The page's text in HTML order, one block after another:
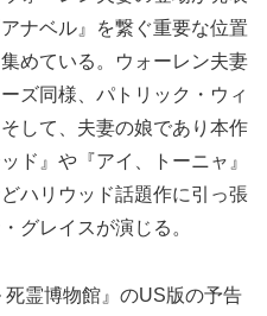
ナベル』を繋ぐ重要な位置
めている。ウォーレン夫妻
ズ同様、パトリック・ウィ
して、夫妻の娘であり本作
ド』や『アイ、トーニャ』
ハリウッド話題作に引っ張
グレイスが演じる。
霊博物館』のUS版の予告